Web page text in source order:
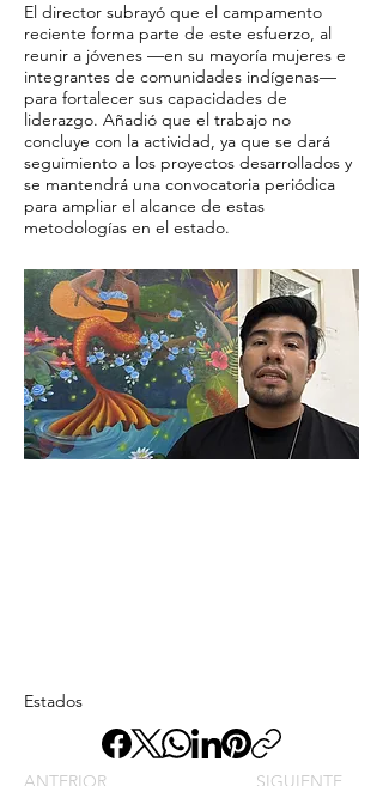
El director subrayó que el campamento
reciente forma parte de este esfuerzo, al
reunir a jóvenes —en su mayoría mujeres e
integrantes de comunidades indígenas—
para fortalecer sus capacidades de
liderazgo. Añadió que el trabajo no
concluye con la actividad, ya que se dará
seguimiento a los proyectos desarrollados y
se mantendrá una convocatoria periódica
para ampliar el alcance de estas
metodologías en el estado.
Estados
ANTERIOR SIGUIENTE